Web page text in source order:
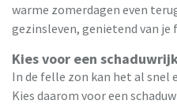
warme zomerdagen even
gezinsleven, genietend van je
Kies voor een
In de felle zon kan het al snel
Kies daarom voor een